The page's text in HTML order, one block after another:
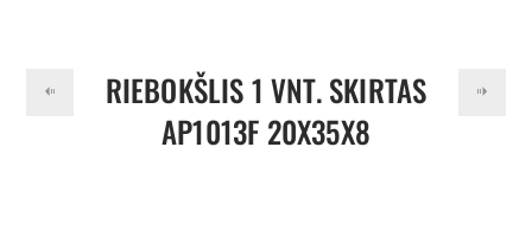
RIEBOKŠLIS 1 VNT. SKIRTAS
AP1013F 20X35X8